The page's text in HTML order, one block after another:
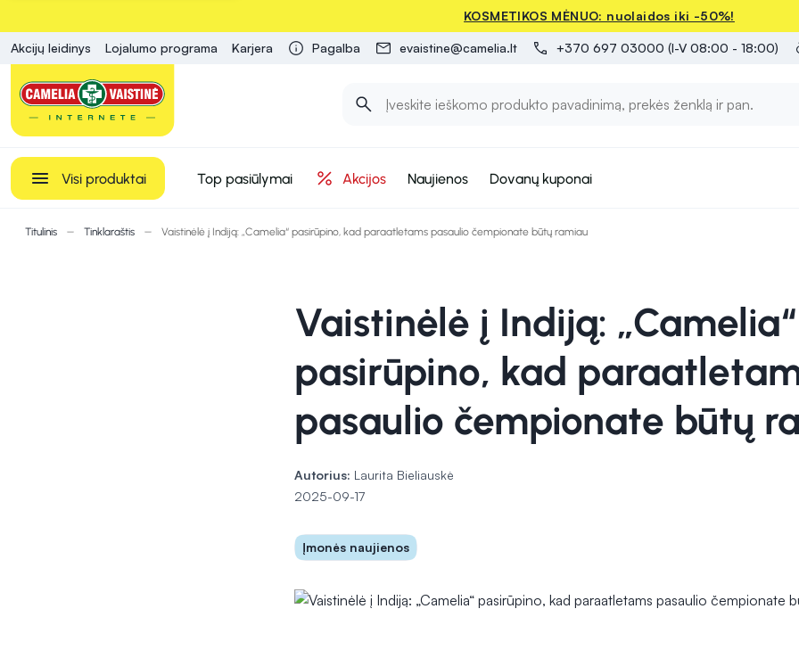
KOSMETIKOS MĖNUO: nuolaidos iki -50%!
Akcijų leidinys Lojalumo programa Karjera Pagalba evaistine@camelia.lt +370 697 03000 (I-V 08:00 - 18:00)
Visi produktai Top pasiūlymai Akcijos Naujienos Dovanų kuponai
Titulinis Tinklaraštis Vaistinėlė į Indiją: „Camelia“ pasirūpino, kad paraatletams pasaulio čempionate būtų ramiau
Vaistinėlė į Indiją: „Camelia“
pasirūpino, kad
pasaulio čempionate būtų
Autorius: Laurita Bieliauskė
2025-09-17
Įmonės naujienos